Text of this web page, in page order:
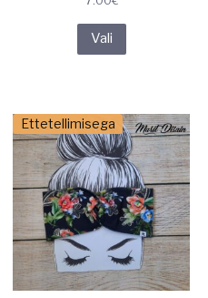
Vali
varianti.
Valikuid
saab
teha
tootelehel.
Ettetellimisega